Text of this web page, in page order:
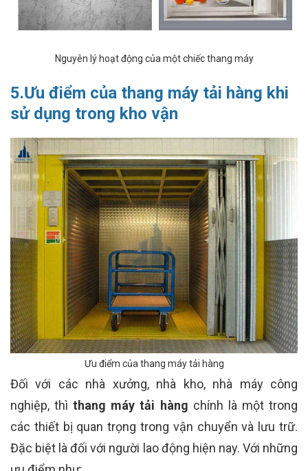
Nguyên lý hoạt động của một chiếc thang máy
5.Ưu điểm của thang máy tải hàng khi
sử dụng trong kho vận
Ưu điểm của thang máy tải hàng
Đối với các nhà xưởng, nhà kho, nhà máy công
nghiệp, thìthang máy tải hàng chính là một trong
các thiết bị quan trọng trong vận chuyển và lưu trữ.
Đặc biệt là đối với người lao động hiện nay. Với những